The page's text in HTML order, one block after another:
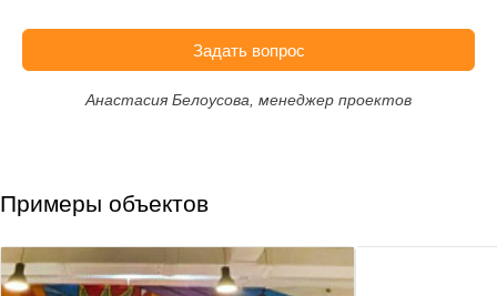
Задать вопрос
Анастасия Белоусова, менеджер проектов
Примеры объектов